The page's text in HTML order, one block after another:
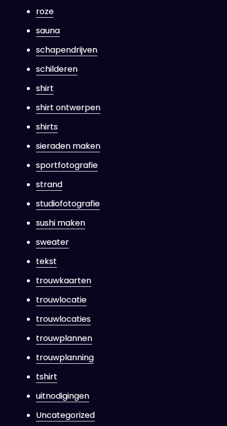
roze
sauna
schapendrijven
schilderen
shirt
shirt ontwerpen
shirts
sieraden maken
sportfotografie
strand
studiofotografie
sushi maken
sweater
tekst
trouwkaarten
trouwlocatie
trouwlocaties
trouwplannen
trouwplanning
tshirt
uitnodigingen
Uncategorized